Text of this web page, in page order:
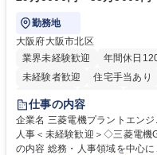
勤務地
大阪府大阪市北区
業界未経験歓迎
年間休日
未経験者歓迎
住宅手当あり
退職金あり
駅近5分以内
土日祝休み
仕事の内容
企業名 三菱電機プラントエンジニアリング
人事＜未経験歓迎＞◇三菱電機G
の内容 総務・人事領域を中心